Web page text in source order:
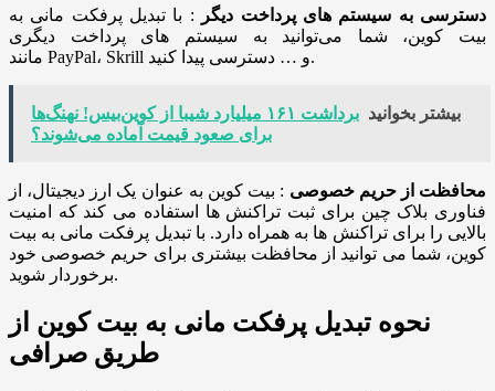
دسترسی به سیستم ‌های پرداخت دیگر
: با تبدیل پرفکت مانی به
بیت ‌کوین، شما می‌توانید به سیستم ‌های پرداخت دیگری
مانند PayPal، Skrill و … دسترسی پیدا کنید.
بیشتر بخوانید
برداشت ۱۶۱ میلیارد شیبا از کوین‌بیس! نهنگ‌ها
برای صعود قیمت آماده می‌شوند؟
محافظت از حریم خصوصی : بیت‌ کوین به عنوان یک ارز دیجیتال، از
فناوری بلاک چین برای ثبت تراکنش‌ ها استفاده می ‌کند که امنیت
بالایی را برای تراکنش ‌ها به همراه دارد. با تبدیل پرفکت مانی به بیت‌
کوین، شما می ‌توانید از محافظت بیشتری برای حریم خصوصی خود
برخوردار شوید.
نحوه تبدیل پرفکت مانی به بیت کوین از
طریق صرافی